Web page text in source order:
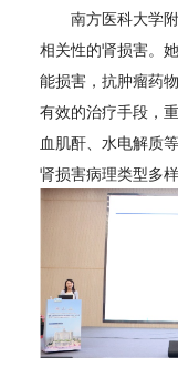
南方医科大学
相关性的肾损害。
能损害，抗肿瘤药
有效的治疗手段，
血肌酐、水电解质
肾损害病理类型多